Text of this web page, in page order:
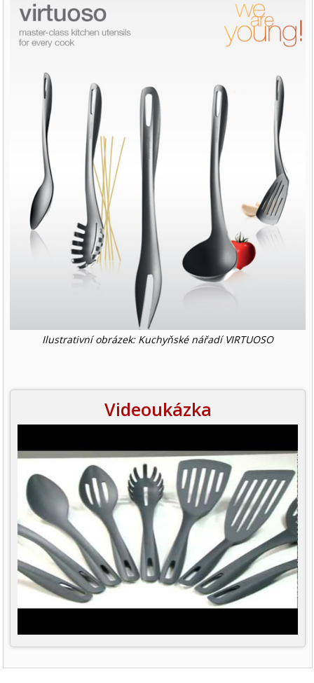
Ilustrativní obrázek: Kuchyňské nářadí VIRTUOSO
Videoukázka